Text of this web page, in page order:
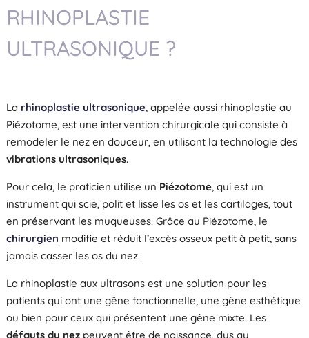
RHINOPLASTIE
ULTRASONIQUE ?
La rhinoplastie ultrasonique, appelée aussi rhinoplastie au
Piézotome, est une intervention chirurgicale qui consiste à
remodeler le nez en douceur, en utilisant la technologie des
vibrations ultrasoniques.
Pour cela, le praticien utilise un Piézotome, qui est un
instrument qui scie, polit et lisse les os et les cartilages, tout
en préservant les muqueuses. Grâce au Piézotome, le
chirurgien modifie et réduit l’excès osseux petit à petit, sans
jamais casser les os du nez.
La rhinoplastie aux ultrasons est une solution pour les
patients qui ont une gêne fonctionnelle, une gêne esthétique
ou bien pour ceux qui présentent une gêne mixte. Les
défauts du nezpeuvent être de naissance, dus au